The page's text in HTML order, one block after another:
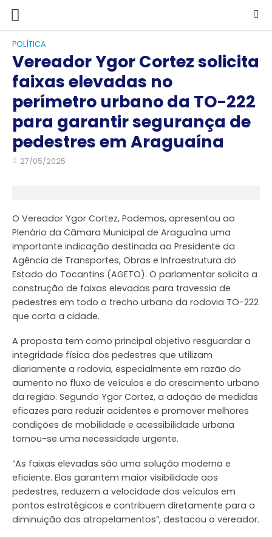
POLÍTICA
Vereador Ygor Cortez solicita
faixas elevadas no
perímetro urbano da TO-222
para garantir segurança de
pedestres em Araguaína
27/05/2025
O Vereador Ygor Cortez, Podemos, apresentou ao
Plenário da Câmara Municipal de Araguaína uma
importante indicação destinada ao Presidente da
Agência de Transportes, Obras e Infraestrutura do
Estado do Tocantins (AGETO). O parlamentar solicita a
construção de faixas elevadas para travessia de
pedestres em todo o trecho urbano da rodovia TO-222
que corta a cidade.
A proposta tem como principal objetivo resguardar a
integridade física dos pedestres que utilizam
diariamente a rodovia, especialmente em razão do
aumento no fluxo de veículos e do crescimento urbano
da região. Segundo Ygor Cortez, a adoção de medidas
eficazes para reduzir acidentes e promover melhores
condições de mobilidade e acessibilidade urbana
tornou-se uma necessidade urgente.
“As faixas elevadas são uma solução moderna e
eficiente. Elas garantem maior visibilidade aos
pedestres, reduzem a velocidade dos veículos em
pontos estratégicos e contribuem diretamente para a
diminuição dos atropelamentos”, destacou o vereador.